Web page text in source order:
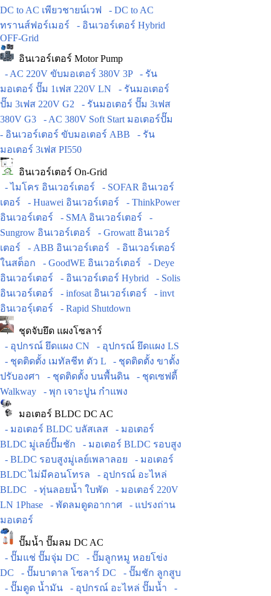
DC to AC เพียวชายน์เวฟ
- DC to AC
ทรานส์ฟอร์เมอร์
- อินเวอร์เตอร์ Hybrid
OFF-Grid
อินเวอร์เตอร์ Motor Pump
- AC 220V ขับมอเตอร์ 380V 3P
- รัน
มอเตอร์ ปั๊ม 1เฟส 220V LN
- รันมอเตอร์
ปั๊ม 3เฟส 220V G2
- รันมอเตอร์ ปั๊ม 3เฟส
380V G3
- AC 380V Soft Start มอเตอร์ปั๊ม
- อินเวอร์เตอร์ ขับมอเตอร์ ABB
- รัน
มอเตอร์ 3เฟส PI550
อินเวอร์เตอร์ On-Grid
- ไมโคร อินเวอร์เตอร์
- SOFAR อินเวอร์
เตอร์
- Huawei อินเวอร์เตอร์
- ThinkPower
อินเวอร์เตอร์
- SMA อินเวอร์เตอร์
-
Sungrow อินเวอร์เตอร์
- Growatt อินเวอร์
เตอร์
- ABB อินเวอร์เตอร์
- อินเวอร์เตอร์
ในสต็อก
- GoodWE อินเวอร์เตอร์
- Deye
อินเวอร์เตอร์
- อินเวอร์เตอร์ Hybrid
- Solis
อินเวอร์เตอร์
- infosat อินเวอร์เตอร์
- invt
อินเวอร์ฺเตอร์
- Rapid Shutdown
ชุดจับยึด แผงโซลาร์
- อุปกรณ์ ยึดแผง CN
- อุปกรณ์ ยึดแผง LS
- ชุดติดตั้ง เมทัลชีท ตัว L
- ชุดติดตั้ง ขาตั้ง
ปรับองศา
- ชุดติดตั้ง บนพื้นดิน
- ชุดเซฟตี้
Walkway
- พุก เจาะปูน กำแพง
มอเตอร์ BLDC DC AC
- มอเตอร์ BLDC บลัสเลส
- มอเตอร์
BLDC มู่เลย์ปั๊มชัก
- มอเตอร์ BLDC รอบสูง
- BLDC รอบสูงมู่เลย์เพลาลอย
- มอเตอร์
BLDC ไม่มีคอนโทรล
- อุปกรณ์ อะไหล่
BLDC
- ทุ่นลอยน้ำ ใบพัด
- มอเตอร์ 220V
LN 1Phase
- พัดลมดูดอากาศ
- แปรงถ่าน
มอเตอร์
ปั๊มน้ำ ปั๊มลม DC AC
- ปั๊มแช่ ปั๊มจุ่ม DC
- ปั๊มลูกหมู หอยโข่ง
DC
- ปั๊มบาดาล โซลาร์ DC
- ปั๊มชัก ลูกสูบ
- ปั๊มดูด น้ำมัน
- อุปกรณ์ อะไหล่ ปั๊มน้ำ
-